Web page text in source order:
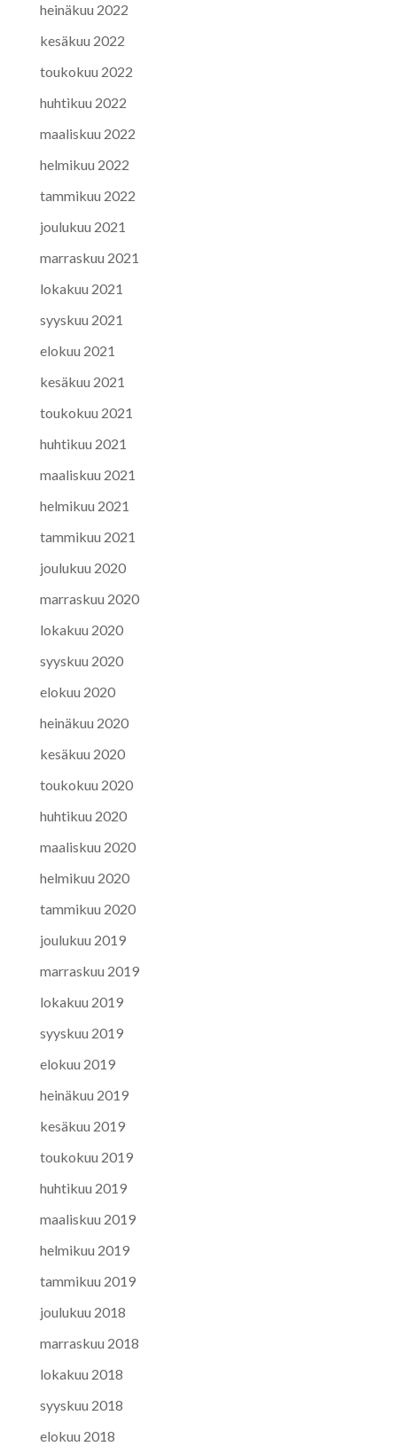
heinäkuu 2022
kesäkuu 2022
toukokuu 2022
huhtikuu 2022
maaliskuu 2022
helmikuu 2022
tammikuu 2022
joulukuu 2021
marraskuu 2021
lokakuu 2021
syyskuu 2021
elokuu 2021
kesäkuu 2021
toukokuu 2021
huhtikuu 2021
maaliskuu 2021
helmikuu 2021
tammikuu 2021
joulukuu 2020
marraskuu 2020
lokakuu 2020
syyskuu 2020
elokuu 2020
heinäkuu 2020
kesäkuu 2020
toukokuu 2020
huhtikuu 2020
maaliskuu 2020
helmikuu 2020
tammikuu 2020
joulukuu 2019
marraskuu 2019
lokakuu 2019
syyskuu 2019
elokuu 2019
heinäkuu 2019
kesäkuu 2019
toukokuu 2019
huhtikuu 2019
maaliskuu 2019
helmikuu 2019
tammikuu 2019
joulukuu 2018
marraskuu 2018
lokakuu 2018
syyskuu 2018
elokuu 2018